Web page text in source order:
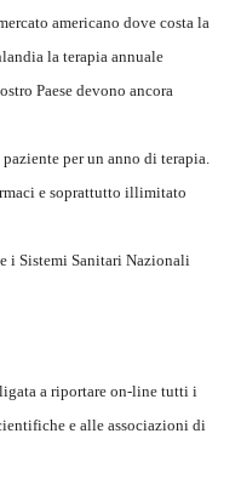
americano dove costa la
la terapia annuale
Paese devono ancora
per un anno di terapia.
e soprattutto illimitato
i Sistemi Sanitari Nazionali
a riportare on-line tutti i
e alle associazioni di